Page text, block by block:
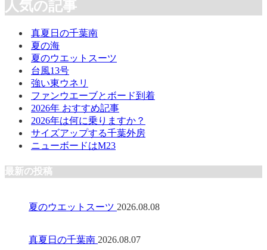
人気の記事
真夏日の千葉南
夏の海
夏のウエットスーツ
台風13号
強い東ウネリ
ファンウエーブとボード到着
2026年 おすすめ記事
2026年は何に乗りますか？
サイズアップする千葉外房
ニューボードはM23
最新の投稿
夏のウエットスーツ 2026.08.08
真夏日の千葉南 2026.08.07